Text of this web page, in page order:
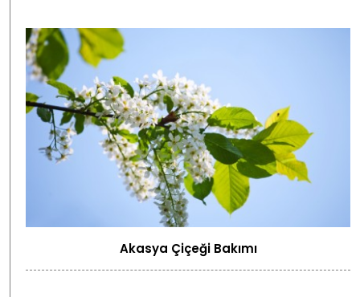
Akasya Çiçeği Bakımı